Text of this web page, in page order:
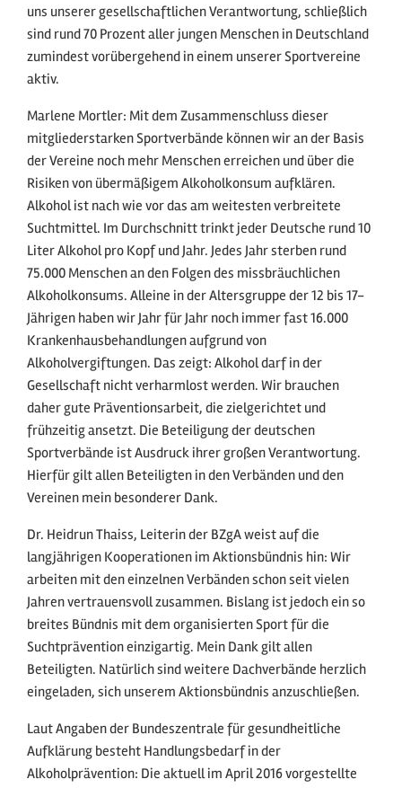
uns unserer gesellschaftlichen Verantwortung, schließlich
sind rund 70 Prozent aller jungen Menschen in Deutschland
zumindest vorübergehend in einem unserer Sportvereine
aktiv.
Marlene Mortler: Mit dem Zusammenschluss dieser
mitgliederstarken Sportverbände können wir an der Basis
der Vereine noch mehr Menschen erreichen und über die
Risiken von übermäßigem Alkoholkonsum aufklären.
Alkohol ist nach wie vor das am weitesten verbreitete
Suchtmittel. Im Durchschnitt trinkt jeder Deutsche rund 10
Liter Alkohol pro Kopf und Jahr. Jedes Jahr sterben rund
75.000 Menschen an den Folgen des missbräuchlichen
Alkoholkonsums. Alleine in der Altersgruppe der 12 bis 17-
Jährigen haben wir Jahr für Jahr noch immer fast 16.000
Krankenhausbehandlungen aufgrund von
Alkoholvergiftungen. Das zeigt: Alkohol darf in der
Gesellschaft nicht verharmlost werden. Wir brauchen
daher gute Präventionsarbeit, die zielgerichtet und
frühzeitig ansetzt. Die Beteiligung der deutschen
Sportverbände ist Ausdruck ihrer großen Verantwortung.
Hierfür gilt allen Beteiligten in den Verbänden und den
Vereinen mein besonderer Dank.
Dr. Heidrun Thaiss, Leiterin der BZgA weist auf die
langjährigen Kooperationen im Aktionsbündnis hin: Wir
arbeiten mit den einzelnen Verbänden schon seit vielen
Jahren vertrauensvoll zusammen. Bislang ist jedoch ein so
breites Bündnis mit dem organisierten Sport für die
Suchtprävention einzigartig. Mein Dank gilt allen
Beteiligten. Natürlich sind weitere Dachverbände herzlich
eingeladen, sich unserem Aktionsbündnis anzuschließen.
Laut Angaben der Bundeszentrale für gesundheitliche
Aufklärung besteht Handlungsbedarf in der
Alkoholprävention: Die aktuell im April 2016 vorgestellte